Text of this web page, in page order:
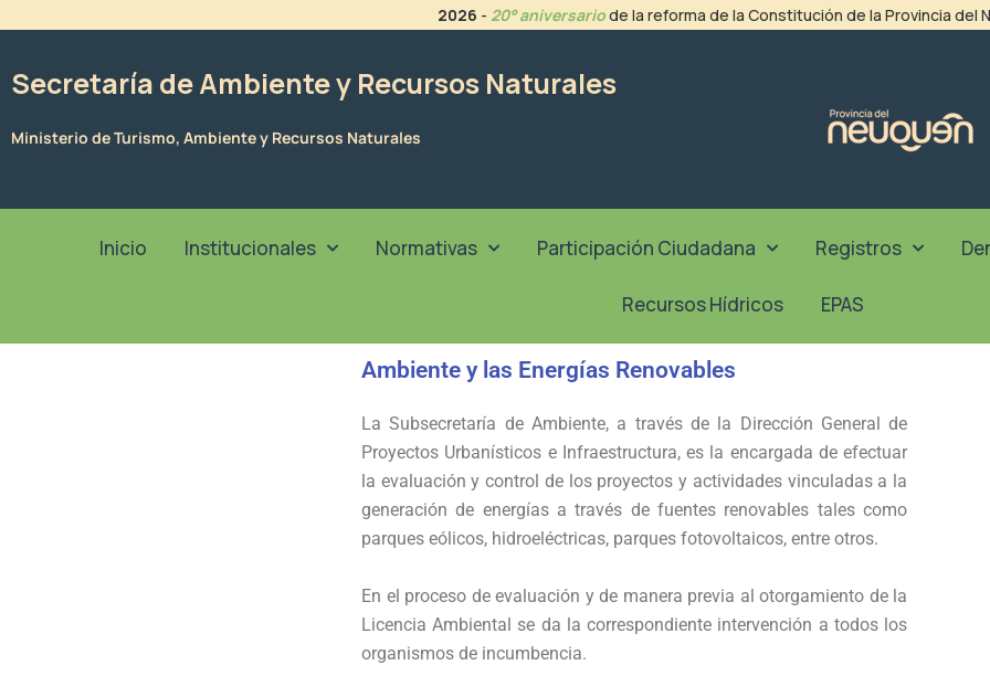
2026 - 20° aniversariode la reforma de la Constitución de la Provincia del
Secretaría de Ambiente y Recursos Naturales
Ministerio de Turismo, Ambiente y Recursos Naturales
Inicio Institucionales Normativas Participación Ciudadana Registros
Recursos Hídricos EPAS
Ambiente y las Energías Renovables
LaSubsecretaría de Ambiente, a través de la Dirección General de
Proyectos Urbanísticos e Infraestructura, es la encargada de efectuar
la evaluación y control de los proyectos y actividades vinculadas a la
generación de energías a través de fuentes renovables tales como
parques eólicos, hidroeléctricas, parques fotovoltaicos, entre otros.
En el proceso de evaluación y de manera previa al otorgamiento de la
Licencia Ambiental se da la correspondiente intervención a todos los
organismos de incumbencia.